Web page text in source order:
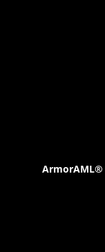
ArmorAML®